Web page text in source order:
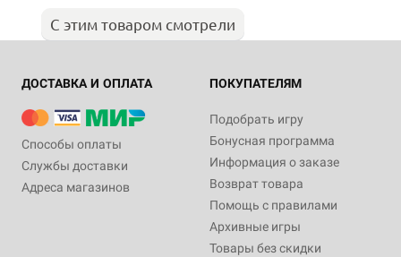
С этим товаром смотрели
ДОСТАВКА И ОПЛАТА
Способы оплаты
Службы доставки
Адреса магазинов
ПОКУПАТЕЛЯМ
Подобрать игру
Бонусная программа
Информация о заказе
Возврат товара
Помощь с правилами
Архивные игры
Товары без скидки